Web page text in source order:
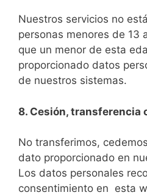
Nuestros servicios no
personas menores de 13
que un menor de esta
proporcionado datos
de nuestros sistemas.
8. Cesión, transferencia
No transferimos,
dato proporcionado en
Los datos personales
consentimiento en esta